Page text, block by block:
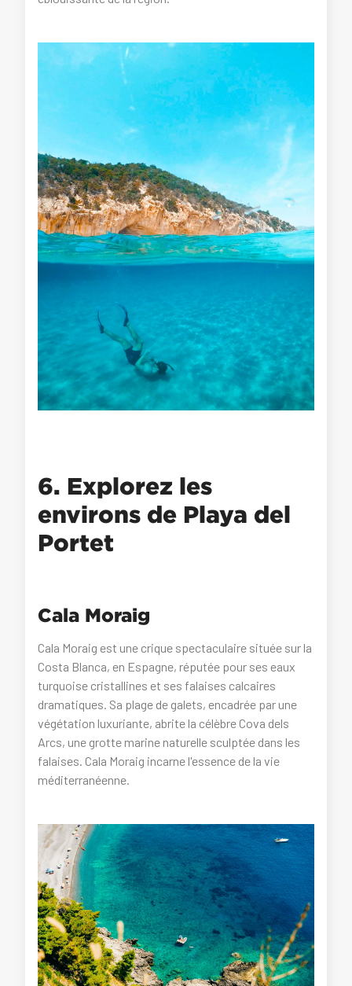
6. Explorez les
environs de Playa del
Portet
Cala Moraig
Cala Moraig est une crique spectaculaire située sur la
Costa Blanca, en Espagne, réputée pour ses eaux
turquoise cristallines et ses falaises calcaires
dramatiques. Sa plage de galets, encadrée par une
végétation luxuriante, abrite la célèbre Cova dels
Arcs, une grotte marine naturelle sculptée dans les
falaises. Cala Moraig incarne l'essence de la vie
méditerranéenne.